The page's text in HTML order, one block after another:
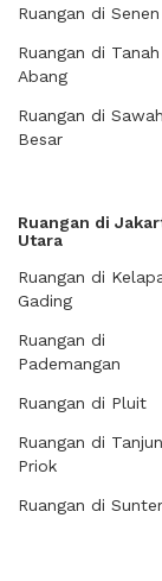
Ruangan di Senen
Ruangan di Tanah
Abang
Ruangan di Sawah
Besar
Ruangan di
Utara
Ruangan di
Gading
Ruangan di
Pademangan
Ruangan di Pluit
Ruangan di
Priok
Ruangan di Sunter